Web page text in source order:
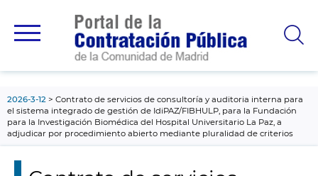
principal
2026-3-12
Contrato de servicios de consultoría y auditoria interna para
el sistema integrado de gestión de IdiPAZ/FIBHULP, para la Fundación
para la Investigación Biomédica del Hospital Universitario La Paz, a
adjudicar por procedimiento abierto mediante pluralidad de criterios